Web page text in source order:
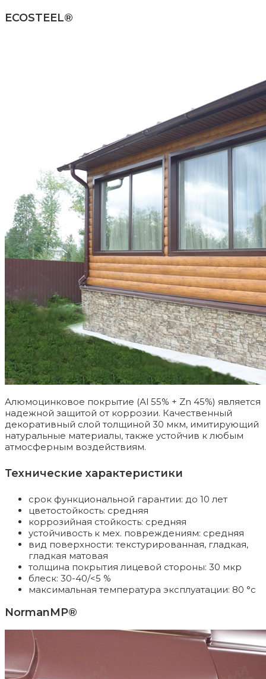
ECOSTEEL®
Алюмоцинковое покрытие (Аl 55% + Zn 45%) является
надежной защитой от коррозии. Качественный
декоративный слой толщиной 30 мкм, имитирующий
натуральные материалы, также устойчив к любым
атмосферным воздействиям.
Технические характеристики
срок функциональной гарантии: до 10 лет
цветостойкость: средняя
коррозийная стойкость: средняя
устойчивость к мех. повреждениям: средняя
вид поверхности: текстурированная, гладкая,
гладкая матовая
толщина покрытия лицевой стороны: 30 мкр
блеск: 30-40/<5 %
максимальная температура эксплуатации: 80 °c
NormanMP®